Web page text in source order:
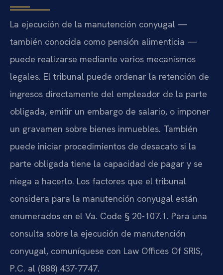
La ejecución de la manutención conyugal —
también conocida como pensión alimenticia —
puede realizarse mediante varios mecanismos
legales. El tribunal puede ordenar la retención de
ingresos directamente del empleador de la parte
obligada, emitir un embargo de salario, o imponer
un gravamen sobre bienes inmuebles. También
puede iniciar procedimientos de desacato si la
parte obligada tiene la capacidad de pagar y se
niega a hacerlo. Los factores que el tribunal
considera para la manutención conyugal están
enumerados en el Va. Code § 20-107.1. Para una
consulta sobre la ejecución de manutención
conyugal, comuníquese con Law Offices Of SRIS,
P.C. al (888) 437-7747.